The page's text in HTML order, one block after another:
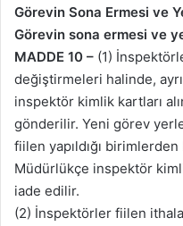
Görevin Sona Ermesi ve
Görevin sona ermesi ve
MADDE 10 – (1)
değiştirmeleri halinde,
inspektör kimlik kartları
gönderilir. Yeni görev
fiilen yapıldığı
Müdürlükçe inspektör
iade edilir.
(2) İnspektörler fiilen